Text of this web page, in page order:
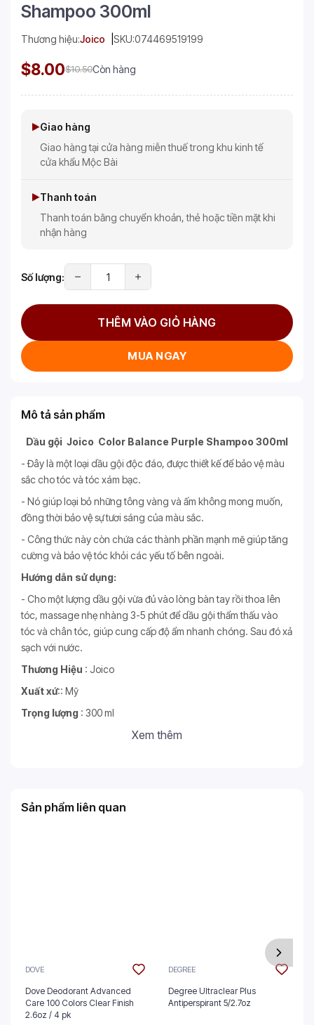
Shampoo 300ml
Thương hiệu:Joico SKU:074469519199
$8.00$10.50Còn hàng
Giao hàng
Giao hàng tại cửa hàng miễn thuế trong khu kinh tế
cửa khẩu Mộc Bài
Thanh toán
Thanh toán bằng chuyển khoản, thẻ hoặc tiền mặt khi
nhận hàng
Số lượng:
THÊM VÀO GIỎ HÀNG
MUA NGAY
Mô tả sản phẩm
Dầu gội Joico Color Balance Purple Shampoo 300ml
- Đây là một loại dầu gội độc đáo, được thiết kế để bảo vệ màu
sắc cho tóc và tóc xám bạc.
- Nó giúp loại bỏ những tông vàng và ấm không mong muốn,
đồng thời bảo vệ sự tươi sáng của màu sắc.
- Công thức này còn chứa các thành phần mạnh mẽ giúp tăng
cường và bảo vệ tóc khỏi các yếu tố bên ngoài.
Hướng dẫn sử dụng:
- Cho một lượng dầu gội vừa đủ vào lòng bàn tay rồi thoa lên
tóc, massage nhẹ nhàng 3-5 phút để dầu gội thẩm thấu vào
tóc và chân tóc, giúp cung cấp độ ẩm nhanh chóng. Sau đó xả
sạch với nước.
Thương Hiệu : Joico
Xuất xứ:: Mỹ
Trọng lượng : 300 ml
Xem thêm
Sản phẩm liên quan
DOVE
Dove Deodorant Advanced
Care 100 Colors Clear Finish
2.6oz / 4 pk
DEGREE
Degree Ultraclear Plus
Antiperspirant 5/2.7oz